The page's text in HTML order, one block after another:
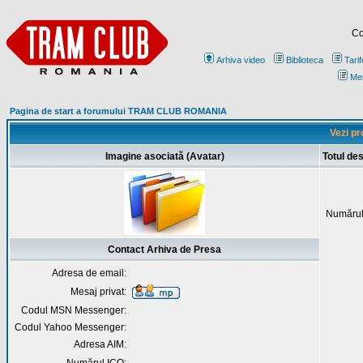
Arhiva video Biblioteca
Pagina de start a forumului TRAM CLUB ROMANIA
Vezi
Imagine asociată (Avatar) Totul
Contact Arhiva de Presa
Adresa de email:
Mesaj privat:
Codul MSN Messenger:
Codul Yahoo Messenger:
Adresa AIM: